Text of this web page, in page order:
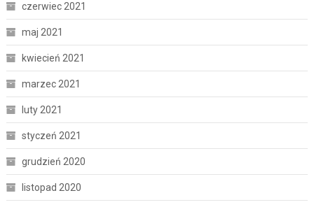
czerwiec 2021
maj 2021
kwiecień 2021
marzec 2021
luty 2021
styczeń 2021
grudzień 2020
listopad 2020